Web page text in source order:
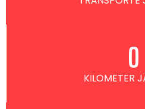
KILOMETER
0